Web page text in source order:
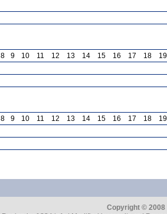
8 9 10 11 12 13 14 15 16 17 18 19
8 9 10 11 12 13 14 15 16 17 18 19
Copyright ©